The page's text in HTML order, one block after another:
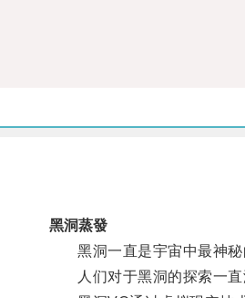
黑洞蒸發
黑洞一直是宇宙中最神秘
人们对于黑洞的探索一直